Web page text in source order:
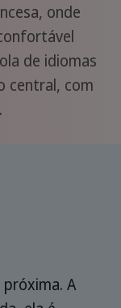
onde
de idiomas
central, com
A